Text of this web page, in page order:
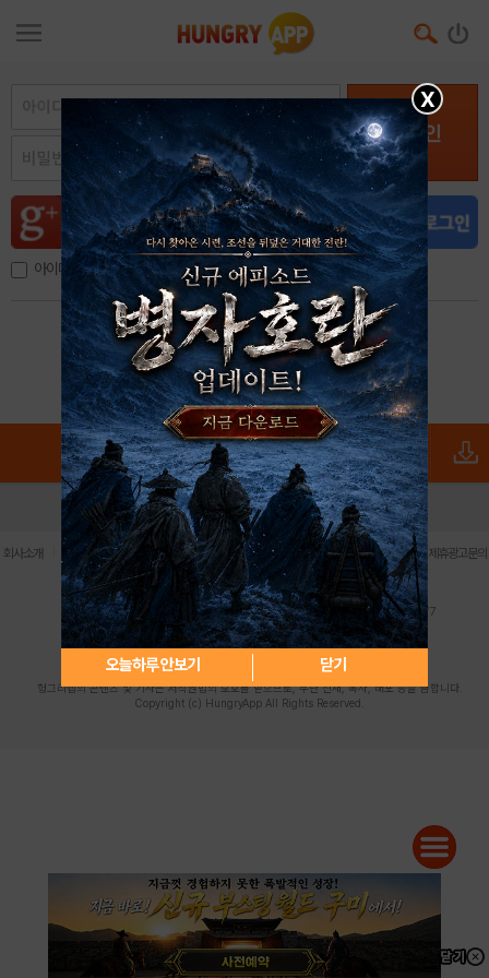
로그인
아이디, 이메일 저장
아이디 / 비밀번호 찾기 회원가입
X
오늘하루 안보기 닫기
로그인 PC버전 전체앱
회사소개 이용약관 | 개인정보 처리방침 | 청소년 보호정책 | 불법촬영물 신고센터 | 제휴광고문의
사업자등록번호:119-86-61101 (주)스마트나우 대표이사:송현두
주소: 서울시 금천구 가산디지털1로 171 연락처:063-284-8635 팩스:02-6265-0377
청소년보호책임자:김동욱desk@hungryapp.co.kr
등록번호:서울아02322 | 등록일자:2016년4월25일
발행인:(주)스마트나우 송현두 | 편집인:김동욱
헝그리앱의 콘텐츠 및 기사는 저작권법의 보호를 받으므로, 무단 전재, 복사, 배포 등을 금합니다.
Copyright (c) HungryApp All Rights Reserved.